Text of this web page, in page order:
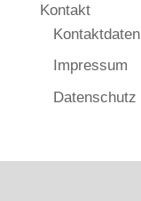
Kontakt
Kontaktdaten
Impressum
Datenschutz